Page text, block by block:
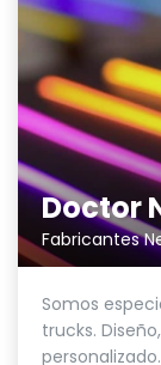
Doctor
Fabricantes
Somos
trucks.